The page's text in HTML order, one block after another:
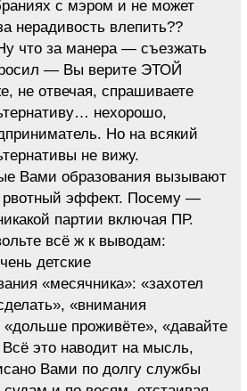
с мэром и не может
нерадивость влепить??
что за манера — съезжать
— Вы верите ЭТОЙ
не отвечая, спрашиваете
нехорошо,
Но на всякий
не вижу.
Вами образования вызывают
рвотный эффект. Посему —
партии включая ПР.
всё ж к выводам:
детские
«месячника»: «захотел
«внимания
проживёте», «давайте
это наводит на мысль,
Вами по долгу службы